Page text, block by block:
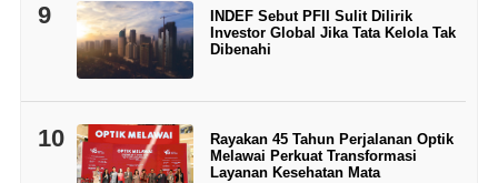
9
INDEF Sebut PFII Sulit Dilirik
Investor Global Jika Tata Kelola Tak
Dibenahi
10
Rayakan 45 Tahun Perjalanan Optik
Melawai Perkuat Transformasi
Layanan Kesehatan Mata